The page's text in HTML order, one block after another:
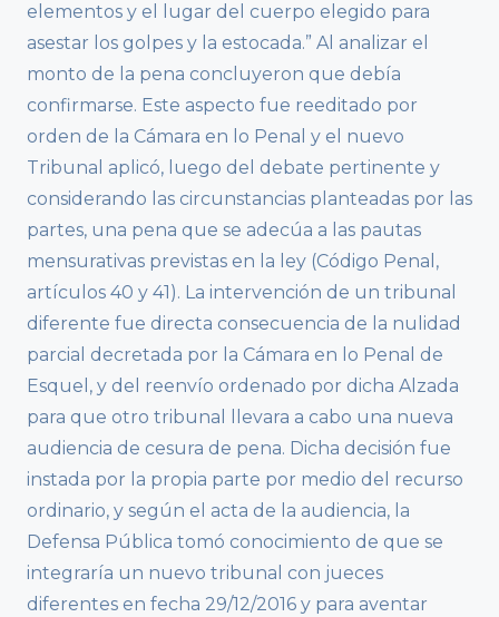
elementos y el lugar del cuerpo elegido para
asestar los golpes y la estocada.” Al analizar el
monto de la pena concluyeron que debía
confirmarse. Este aspecto fue reeditado por
orden de la Cámara en lo Penal y el nuevo
Tribunal aplicó, luego del debate pertinente y
considerando las circunstancias planteadas por las
partes, una pena que se adecúa a las pautas
mensurativas previstas en la ley (Código Penal,
artículos 40 y 41). La intervención de un tribunal
diferente fue directa consecuencia de la nulidad
parcial decretada por la Cámara en lo Penal de
Esquel, y del reenvío ordenado por dicha Alzada
para que otro tribunal llevara a cabo una nueva
audiencia de cesura de pena. Dicha decisión fue
instada por la propia parte por medio del recurso
ordinario, y según el acta de la audiencia, la
Defensa Pública tomó conocimiento de que se
integraría un nuevo tribunal con jueces
diferentes en fecha 29/12/2016 y para aventar